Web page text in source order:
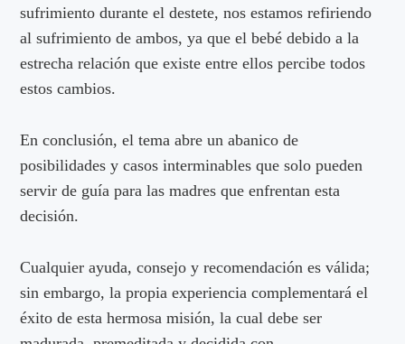
sufrimiento durante el destete, nos estamos refiriendo
al sufrimiento de ambos, ya que el bebé debido a la
estrecha relación que existe entre ellos percibe todos
estos cambios.
En conclusión, el tema abre un abanico de
posibilidades y casos interminables que solo pueden
servir de guía para las madres que enfrentan esta
decisión.
Cualquier ayuda, consejo y recomendación es válida;
sin embargo, la propia experiencia complementará el
éxito de esta hermosa misión, la cual debe ser